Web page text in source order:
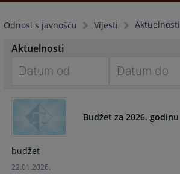
Odnosi s javnošću Vijesti Aktuelnosti
Aktuelnosti
forward
interact
the
calendar
to
Budžet za 2026. godinu
budžet
22.01.2026.